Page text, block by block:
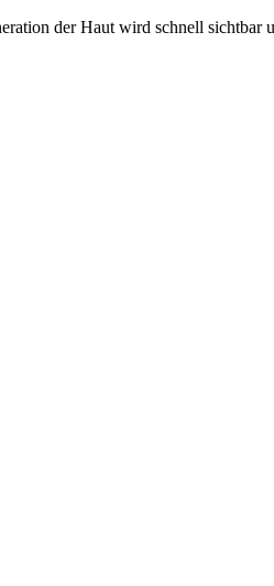
der Haut wird schnell